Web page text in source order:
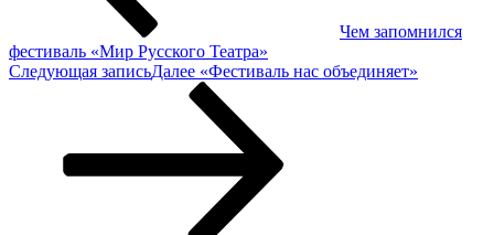
Чем запомнился
фестиваль «Мир Русского Театра»
Следующая записьДалее «Фестиваль нас объединяет»